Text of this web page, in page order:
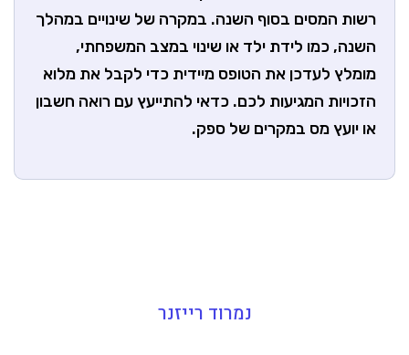
רשות המסים בסוף השנה. במקרה של שינויים במהלך
השנה, כמו לידת ילד או שינוי במצב המשפחתי,
מומלץ לעדכן את הטופס מיידית כדי לקבל את מלוא
הזכויות המגיעות לכם. כדאי להתייעץ עם רואה חשבון
או יועץ מס במקרים של ספק.
נמרוד רייזנר